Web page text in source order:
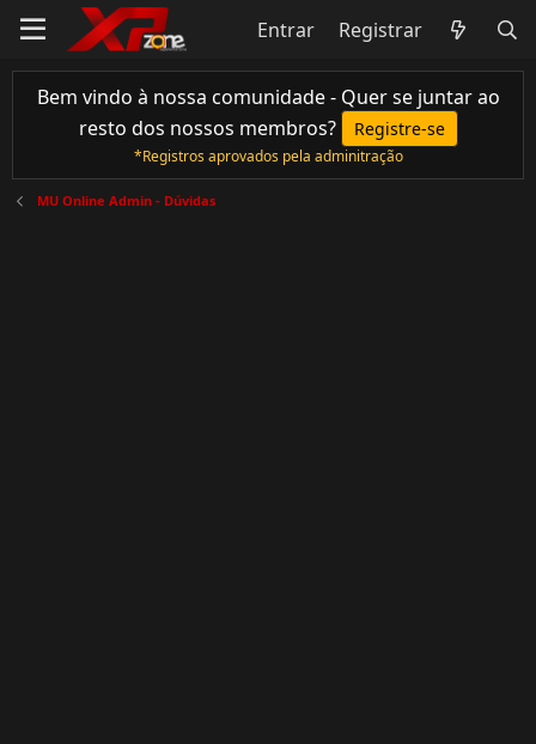
Entrar Registrar
Bem vindo à nossa comunidade - Quer se juntar ao
resto dos nossos membros?
Registre-se
*Registros aprovados pela adminitração
MU Online Admin - Dúvidas